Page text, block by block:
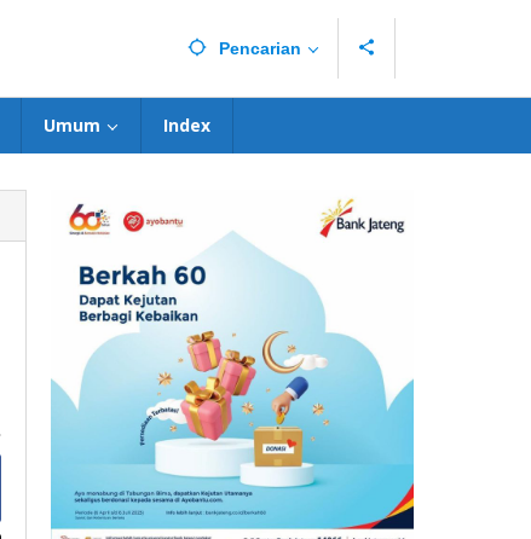
Pencarian
Umum Index